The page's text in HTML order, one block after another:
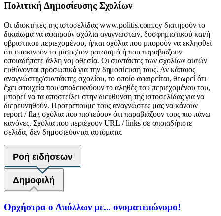
Πολιτική Δημοσίευσης Σχολίων
Οι ιδιοκτήτες της ιστοσελίδας www.politis.com.cy διατηρούν το
δικαίωμα να αφαιρούν σχόλια αναγνωστών, δυσφημιστικού και/ή
υβριστικού περιεχομένου, ή/και σχόλια που μπορούν να εκληφθεί
ότι υποκινούν το μίσος/τον ρατσισμό ή που παραβιάζουν
οποιαδήποτε άλλη νομοθεσία. Οι συντάκτες των σχολίων αυτών
ευθύνονται προσωπικά για την δημοσίευση τους. Αν κάποιος
αναγνώστης/συντάκτης σχολίου, το οποίο αφαιρείται, θεωρεί ότι
έχει στοιχεία που αποδεικνύουν το αληθές του περιεχομένου του,
μπορεί να τα αποστείλει στην διεύθυνση της ιστοσελίδας για να
διερευνηθούν. Προτρέπουμε τους αναγνώστες μας να κάνουν
report / flag σχόλια που πιστεύουν ότι παραβιάζουν τους πιο πάνω
κανόνες. Σχόλια που περιέχουν URL / links σε οποιαδήποτε
σελίδα, δεν δημοσιεύονται αυτόματα.
Ροή ειδήσεων
Δημοφιλή
Ορχήστρα o Aπόλλων με... ονοματεπώνυμο!